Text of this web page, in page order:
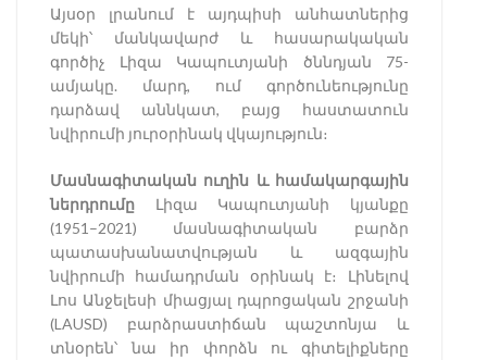
Այսօր լրանում է այդպիսի անհատներից
մեկի՝ մանկավարժ և հասարակական
գործիչ Լիզա Կապուտյանի ծննդյան 75-
ամյակը. մարդ, ում գործունեությունը
դարձավ աննկատ, բայց հաստատուն
նվիրումի յուրօրինակ վկայություն։
Մասնագիտական ուղին և համակարգային
ներդրումը Լիզա Կապուտյանի կյանքը
(1951–2021) մասնագիտական բարձր
պատասխանատվության և ազգային
նվիրումի համադրման օրինակ է։ Լինելով
Լոս Անջելեսի միացյալ դպրոցական շրջանի
(LAUSD) բարձրաստիճան պաշտոնյա և
տնօրեն՝ նա իր փորձն ու գիտելիքները